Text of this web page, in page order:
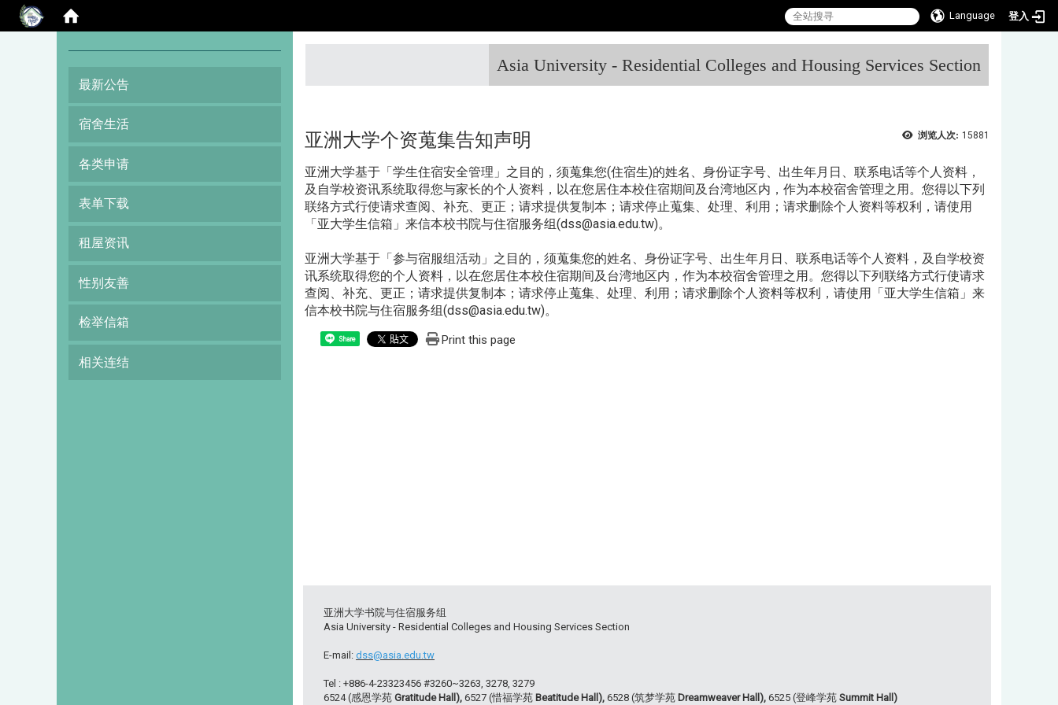
Language 登入
Asia University - Residential Colleges and Housing Services Section
最新公告
宿舍生活
各类申请
表单下载
租屋资讯
性别友善
检举信箱
相关连结
浏览人次: 15881
亚洲大学个资蒐集告知声明
亚洲大学基于「学生住宿安全管理」之目的，须蒐集您(住宿生)的姓名、身份证字号、出生年月日、联系电话等个人资料，
及自学校资讯系统取得您与家长的个人资料，以在您居住本校住宿期间及台湾地区内，作为本校宿舍管理之用。您得以下列
联络方式行使请求查阅、补充、更正；请求提供复制本；请求停止蒐集、处理、利用；请求删除个人资料等权利，请使用
「亚大学生信箱」来信本校书院与住宿服务组(dss@asia.edu.tw)。
亚洲大学基于「参与宿服组活动」之目的，须蒐集您的姓名、身份证字号、出生年月日、联系电话等个人资料，及自学校资
讯系统取得您的个人资料，以在您居住本校住宿期间及台湾地区内，作为本校宿舍管理之用。您得以下列联络方式行使请求
查阅、补充、更正；请求提供复制本；请求停止蒐集、处理、利用；请求删除个人资料等权利，请使用「亚大学生信箱」来
信本校书院与住宿服务组(dss@asia.edu.tw)。
Share Print this page
亚洲大学书院与住宿服务组
Asia University - Residential Colleges and Housing Services Section
E-mail:dss@asia.edu.tw
Tel : +886-4-23323456 #3260~3263, 3278, 3279
6524 (感恩学苑Gratitude Hall),6527 (惜福学苑 Beatitude Hall),6528 (筑梦学苑 Dreamweaver Hall),6525 (登峰学苑Summit Hall)